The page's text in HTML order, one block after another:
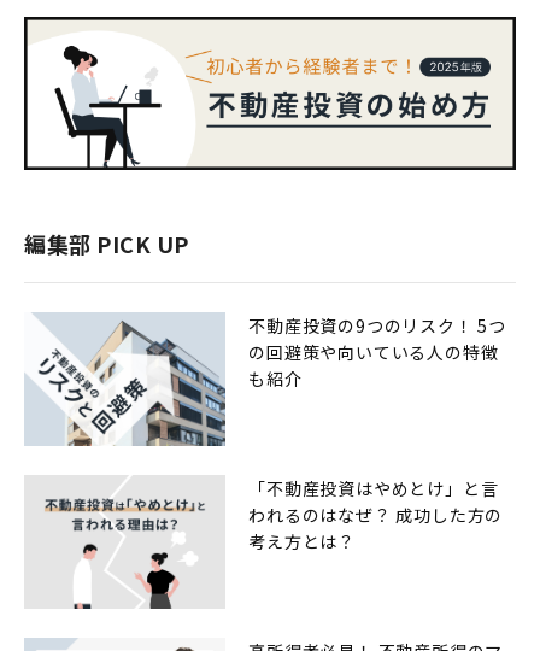
編集部 PICK UP
不動産投資の9つのリスク！ 5つ
の回避策や向いている人の特徴
も紹介
「不動産投資はやめとけ」と言
われるのはなぜ？ 成功した方の
考え方とは？